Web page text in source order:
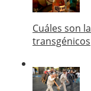
Cuáles son
transgénicos